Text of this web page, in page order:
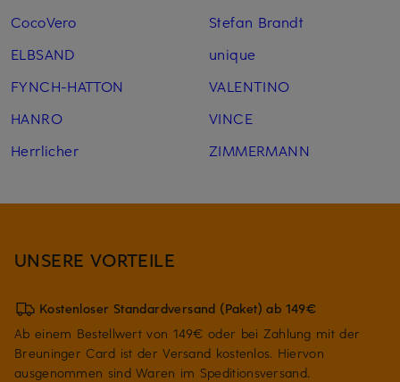
CocoVero
ELBSAND
FYNCH-HATTON
HANRO
Herrlicher
Stefan Brandt
unique
VALENTINO
VINCE
ZIMMERMANN
UNSERE VORTEILE
Kostenloser Standardversand (Paket) ab 149€
Ab einem Bestellwert von 149€ oder bei Zahlung mit der
Breuninger Card ist der Versand kostenlos. Hiervon
ausgenommen sind Waren im Speditionsversand.